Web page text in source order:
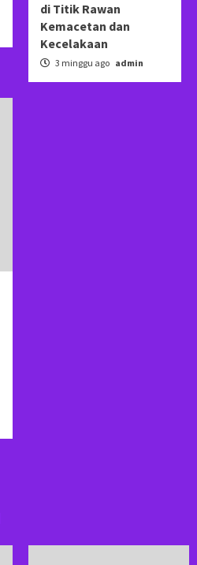
di Titik Rawan
Kemacetan dan
Kecelakaan
3 minggu ago admin